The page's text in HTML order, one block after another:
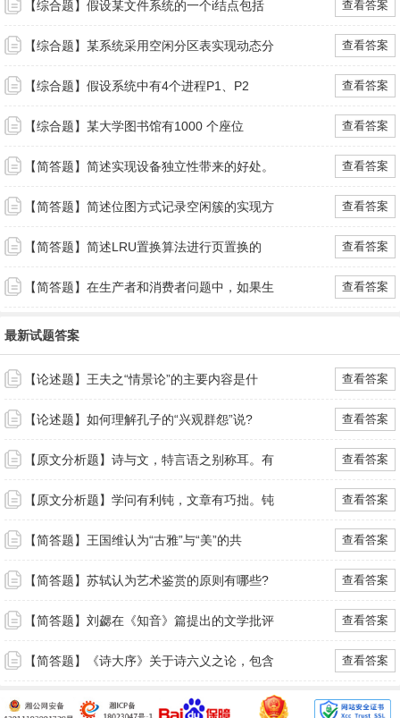
【综合题】假设某文件系统的一个i结点包括 查看答案
【综合题】某系统采用空闲分区表实现动态分 查看答案
【综合题】假设系统中有4个进程P1、P2 查看答案
【综合题】某大学图书馆有1000 个座位 查看答案
【简答题】简述实现设备独立性带来的好处。 查看答案
【简答题】简述位图方式记录空闲簇的实现方 查看答案
【简答题】简述LRU置换算法进行页置换的 查看答案
【简答题】在生产者和消费者问题中，如果生 查看答案
最新试题答案
【论述题】王夫之“情景论”的主要内容是什 查看答案
【论述题】如何理解孔子的“兴观群怨”说? 查看答案
【原文分析题】诗与文，特言语之别称耳。有 查看答案
【原文分析题】学问有利钝，文章有巧拙。钝 查看答案
【简答题】王国维认为“古雅”与“美”的共 查看答案
【简答题】苏轼认为艺术鉴赏的原则有哪些? 查看答案
【简答题】刘勰在《知音》篇提出的文学批评 查看答案
【简答题】《诗大序》关于诗六义之论，包含 查看答案